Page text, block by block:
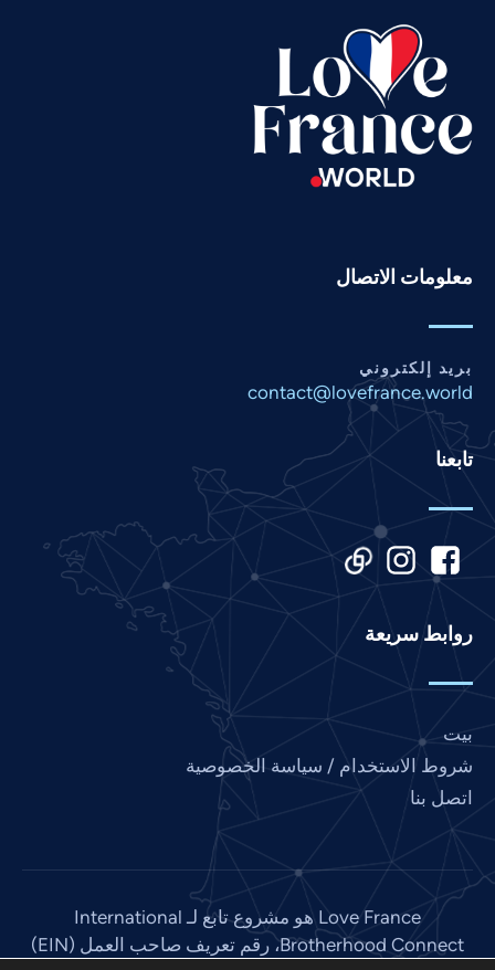
معلومات الاتصال
بريد إلكتروني
contact@lovefrance.world
تابعنا
روابط سريعة
بيت
شروط الاستخدام / سياسة الخصوصية
اتصل بنا
Love France هو مشروع تابع لـ International
Brotherhood Connect، رقم تعريف صاحب العمل (EIN)
Bengali
Chinese
French
Italian
Japanese
Kannada
Khmer
Malay
Marathi
Nepali
Persian
Russian
Spanish
Swahili
Tamil